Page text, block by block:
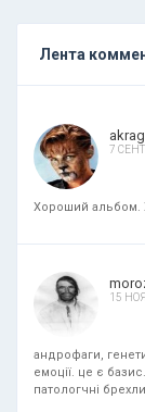
Лента
7
Хороший альбом.
15
андрофаги,
емоції. це є
патологчні